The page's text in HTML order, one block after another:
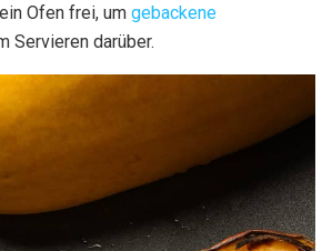
Ofen frei, um gebackene
Servieren darüber.